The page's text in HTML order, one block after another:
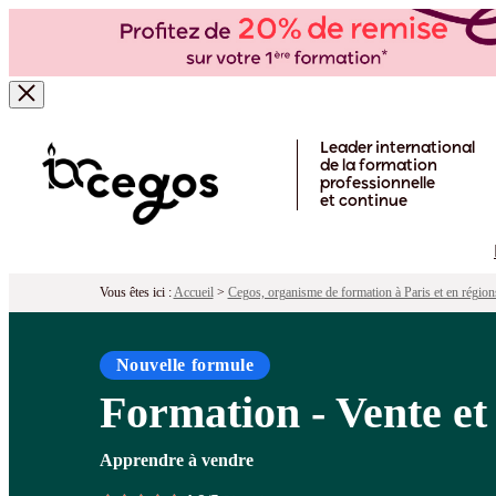
Leader international
de la formation
professionnelle
et continue
Vous êtes ici :Accueil> Cegos, organisme de formation à Paris et en
Nouvelle formule
Formation - Vente
Apprendre à vendre
Formation - Vente et négociation
Pour qui ? Programme Objectifs